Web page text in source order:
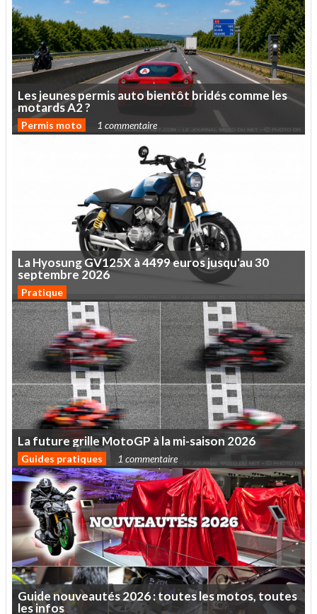
Lesjeunespermisautobientôt bridéscommeles
motardsA2?
Permis moto 1 commentaire
LaHyosungGV125X à4499eurosjusqu'au30
septembre2026
Pratique
Lafuturegrille MotoGP àlami-saison 2026
Guides pratiques 1 commentaire
Guidenouveautés2026:touteslesmotos,toutes
lesinfos